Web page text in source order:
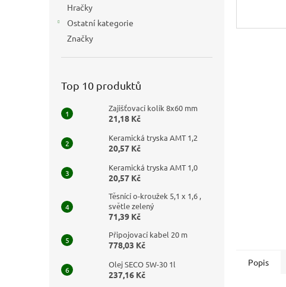
Hračky
Ostatní kategorie
Značky
Top 10 produktů
Zajišťovací kolík 8x60 mm
21,18 Kč
Keramická tryska AMT 1,2
20,57 Kč
Keramická tryska AMT 1,0
20,57 Kč
Těsnící o-kroužek 5,1 x 1,6 ,
světle zelený
71,39 Kč
Připojovací kabel 20 m
778,03 Kč
Olej SECO 5W-30 1l
237,16 Kč
Popis